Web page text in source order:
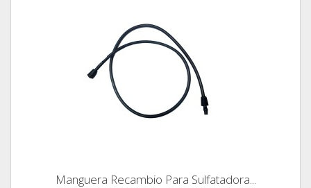
Manguera Recambio Para Sulfatadora...